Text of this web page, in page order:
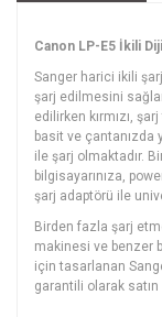
Canon LP-E5 İkili
Sanger harici ikili
şarj edilmesini
edilirken kırmızı,
basit ve çantanızda
ile şarj olmaktadır.
bilgisayarınıza,
şarj adaptörü ile
Birden fazla şarj
makinesi ve benzer
için tasarlanan
garantili olarak